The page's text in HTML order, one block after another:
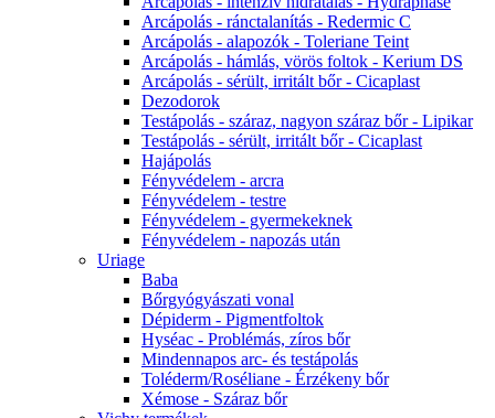
Arcápolás - ránctalanítás - Redermic C
Arcápolás - alapozók - Toleriane Teint
Arcápolás - hámlás, vörös foltok - Kerium DS
Arcápolás - sérült, irritált bőr - Cicaplast
Dezodorok
Testápolás - száraz, nagyon száraz bőr - Lipikar
Testápolás - sérült, irritált bőr - Cicaplast
Hajápolás
Fényvédelem - arcra
Fényvédelem - testre
Fényvédelem - gyermekeknek
Fényvédelem - napozás után
Uriage
Baba
Bőrgyógyászati vonal
Dépiderm - Pigmentfoltok
Hyséac - Problémás, zíros bőr
Mindennapos arc- és testápolás
Toléderm/Roséliane - Érzékeny bőr
Xémose - Száraz bőr